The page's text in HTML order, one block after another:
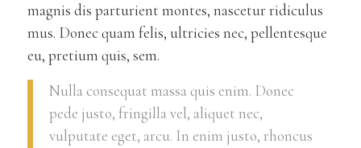
magnis dis parturient montes, nascetur ridiculus
mus. Donec quam felis, ultricies nec, pellentesque
eu, pretium quis, sem.
Nulla consequat massa quis enim. Donec
pede justo, fringilla vel, aliquet nec,
vulputate eget, arcu. In enim justo, rhoncus